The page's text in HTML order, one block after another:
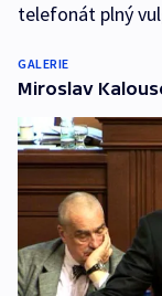
telefonát plný
GALERIE
Miroslav